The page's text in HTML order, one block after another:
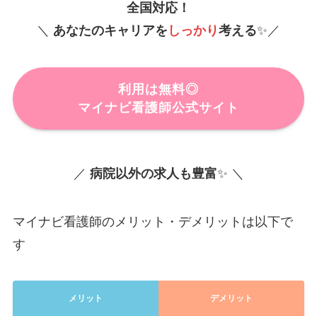
全国対応！
＼ あなたのキャリアを しっかり考える✨／
利用は無料◎
マイナビ看護師公式サイト
／ 病院以外の求人も豊富✨ ＼
マイナビ看護師のメリット・デメリットは以下で
す
メリット デメリット